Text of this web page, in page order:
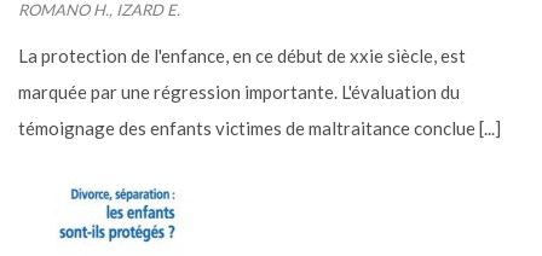
ROMANO H., IZARD E.
La protection de l'enfance, en ce début de xxie siècle, est
marquée par une régression importante. L'évaluation du
témoignage des enfants victimes de maltraitance conclue [...]